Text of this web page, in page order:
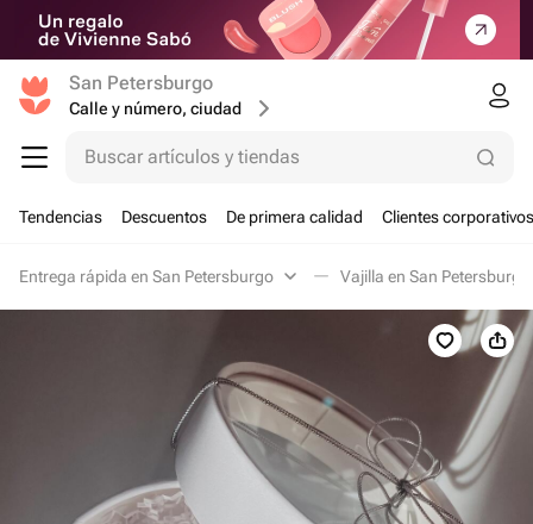
San Petersburgo
Calle y número, ciudad
Buscar artículos y tiendas
Tendencias Descuentos De primera calidad Clientes corporativos
Entrega rápida en San Petersburgo Vajilla en San Petersburgo